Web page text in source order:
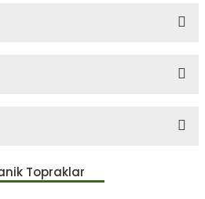
açıklamalarında ve diğer
noktaları öneri formunu kullanarak
Topraklar